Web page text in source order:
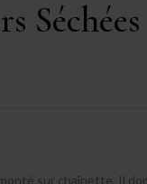
Séchées
sur chaînette. Il